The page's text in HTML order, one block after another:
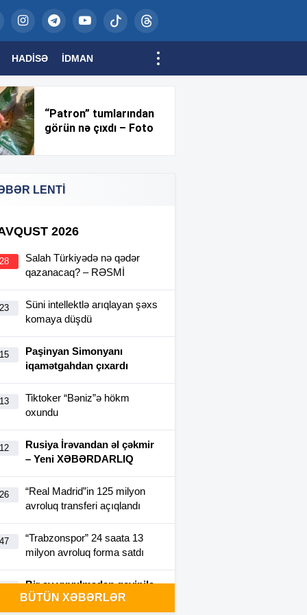
HADISƏ İDMAN
“Patron” tumlarından
görün nə çıxdı – Foto
LENTİ
2026
Salah Türkiyədə nə qədər
qazanacaq? – RƏSMİ
Süni intellektlə arıqlayan şəxs
komaya düşdü
Paşinyan Simonyanı
iqamətgahdan çıxardı
Tiktoker “Bəniz”ə hökm
oxundu
Rusiya İrəvandan əl çəkmir
– Yeni XƏBƏRDARLIQ
“Real Madrid”in 125 milyon
avroluq transferi açıqlandı
“Trabzonspor” 24 saata 13
milyon avroluq forma satdı
Bir ay yuyulmadan geyinilə
bilən futbolka yaradıldı-
BÜTÜN XƏBƏRLƏR